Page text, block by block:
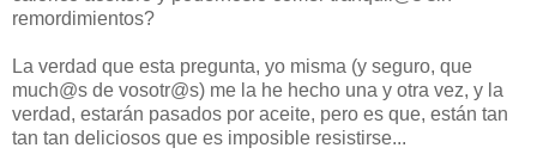
remordimientos?
La verdad que esta pregunta, yo misma (y seguro, que
much@s de vosotr@s) me la he hecho una y otra vez, y la
verdad, estarán pasados por aceite, pero es que, están tan
tan tan deliciosos que es imposible resistirse...